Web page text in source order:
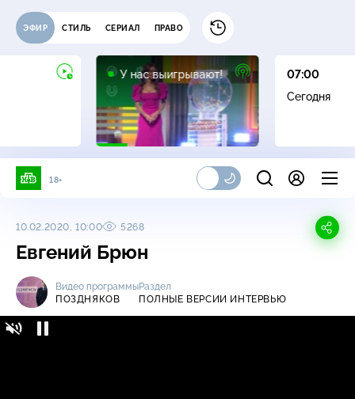
ЭФИР СТИЛЬ СЕРИАЛ ПРАВО
У нас выигрывают!
12+
07:00
Сегодня
18+
10.02.2020, 10:00 5268
Евгений Брюн
Видео программы
ПОЗДНЯКОВ
Раздел
ПОЛНЫЕ ВЕРСИИ ИНТЕРВЬЮ
Поздняков / Полные версии интервью / Евгений